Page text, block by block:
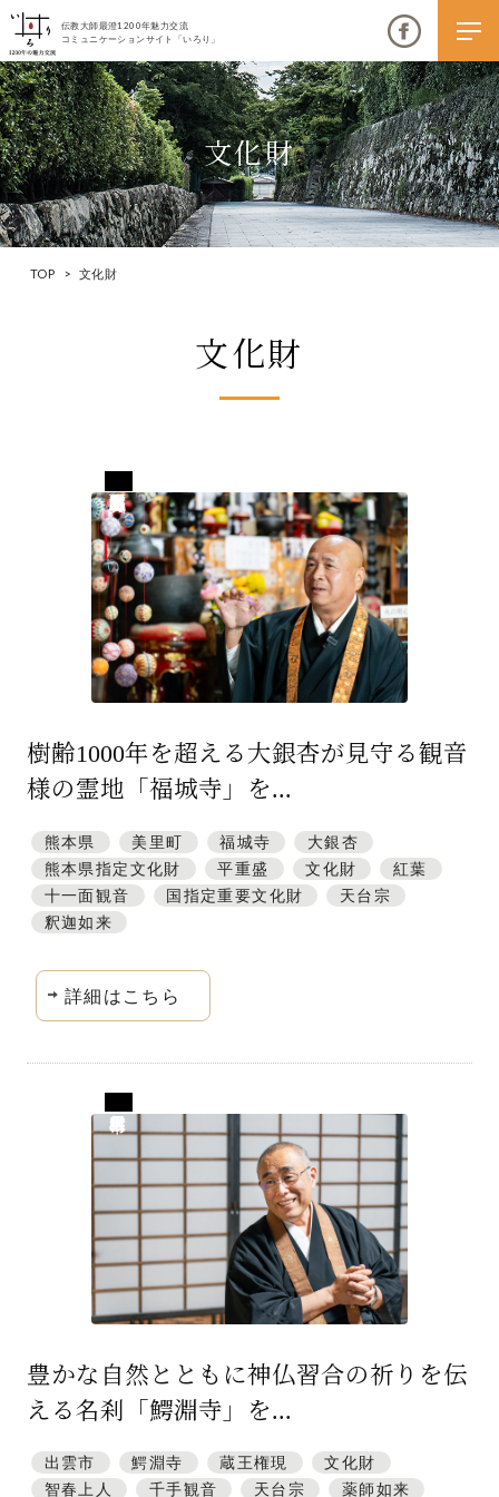
伝教大師最澄1200年魅力交流
コミュニケーションサイト「いろり」
伝教大師最澄1200年魅力交流
いろりとは
大学コラボプロジェクト
いろり端
特集「一隅を照らす」
探訪「1200年の魅力交流」
日本文化を探る
プレスアーカイブ
サイトポリシー
文化財
TOP > 文化財
文化財
樹齢1000年を超える大銀杏が見守る観音
様の霊地「福城寺」を...
熊本県 美里町 福城寺
大銀杏
熊本県指定文化財
平重盛 文化財
紅葉
十一面観音
国指定重要文化財
天台宗
釈迦如来
詳細はこちら
豊かな自然とともに神仏習合の祈りを伝
える名刹「鰐淵寺」を...
出雲市 鰐淵寺 蔵王権現
文化財
智春上人
千手観音 天台宗 薬師如来